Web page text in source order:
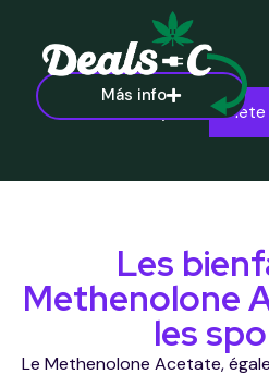
Más info
Les
Methenolone
les
Le Methenolone Acetate,